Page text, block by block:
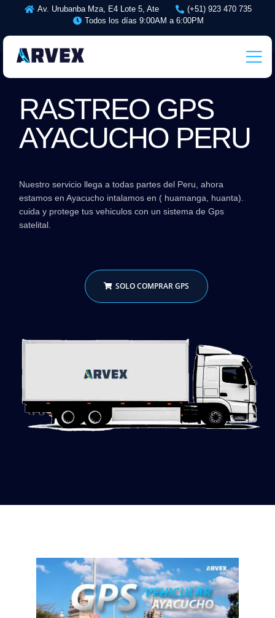
Av. Urubanba Mza, E4 Lote 5, Ate
(+51) 923 470 735
Todos los días 9:00AM a 6:00PM
RASTREO GPS
AYACUCHO PERU
Nuestro servicio llega a todas partes del Peru, ahora
estamos en Ayacucho intalamos en ( huamanga, huanta).
cuida y protege tus vehiculos con un sistema de Gps
satelital.
SOLO COMPRAR GPS